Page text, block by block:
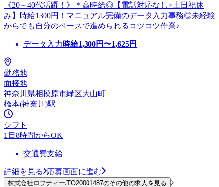
《20～40代活躍！》＊高時給◎【電話対応なし×土日祝休
み】時給1300円！マニュアル完備のデータ入力事務◎未経験
からでも自分のペースで進められるコツコツ作業♪
データ入力 時給1,300円〜1,625円
勤務地
面接地
神奈川県相模原市緑区大山町
橋本(神奈川)駅
シフト
1日8時間からOK
交通費支給
詳細を見る 応募画面に進む
株式会社ロフティー/TO20001487のその他の求人を見る